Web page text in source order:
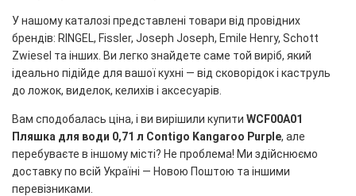
У нашому каталозі представлені товари від провідних
брендів: RINGEL, Fissler, Joseph Joseph, Emile Henry, Schott
Zwiesel та інших. Ви легко знайдете саме той виріб, який
ідеально підійде для вашої кухні — від сковорідок і каструль
до ложок, виделок, келихів і аксесуарів.
Вам сподобалась ціна, і ви вирішили купити WCF00A01
Пляшка для води 0,71 л Contigo Kangaroo Purple, але
перебуваєте в іншому місті? Не проблема! Ми здійснюємо
доставку по всій Україні — Новою Поштою та іншими
перевізниками.